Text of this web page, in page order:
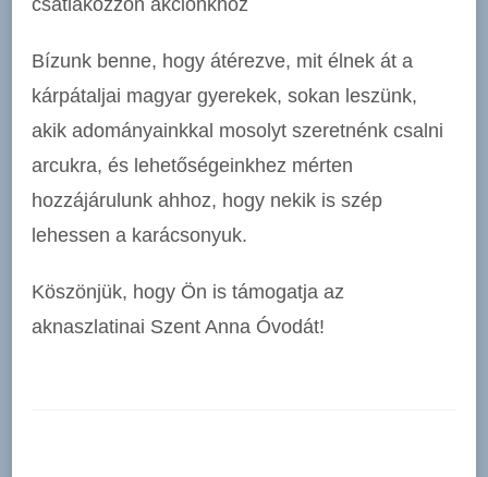
csatlakozzon akciónkhoz
Bízunk benne, hogy átérezve, mit élnek át a
kárpátaljai magyar gyerekek, sokan leszünk,
akik adományainkkal mosolyt szeretnénk csalni
arcukra, és lehetőségeinkhez mérten
hozzájárulunk ahhoz, hogy nekik is szép
lehessen a karácsonyuk.
Köszönjük, hogy Ön is támogatja az
aknaszlatinai Szent Anna Óvodát!